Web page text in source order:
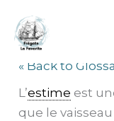
contenu
Estime
« Back to
L’estime est
que le